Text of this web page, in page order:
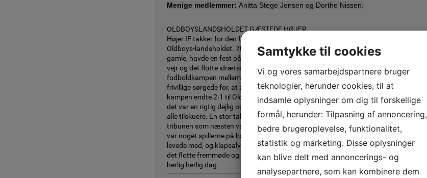
Menige medlemmer: Anitta Stege Jensen og Dorthe Nissen.
OLDBOYSLANDSHOLDET GÆSTEDE HØJER
Højer IF takker for den flotte opbakning til arrangementet med
Oldboys-landsholdet. 700 mennesker fra nær og fjern – unge som
gamle, havde en fest på Højer Stadion, fredag d. 11/8. Det dejlige
vejr og det flotte idrætsanlæg dannede rammen for
fodboldkampen mellem Højer IF og Oldboys-landsholdet. Mange
frivillige sørgede for, at alt klappede - stor tak til dem alle. Selve
kampen endte 2-1 til Oldboys-landsholdet. Pyt med resultatet –
det var en rigtig dejlig oplevelse. For spillerne, for gæsterne og for
alle tilskuere. En stor tak skal lyde til Sydbankfonden for støtten til
tribunen som næsten var udsolgt. Stemningen på især tribunen
var noget spillerne på banen i den grad kunne høre. Publikum
levede med, og klapsalverne bragede ned mod spillerne. Tak for
det flotte fremmøde og opbakning til arrangementet! Tak for en
herlig herlig dag
Samtykke til cookies
Vi og vores samarbejdspartnere bruger
teknologier, herunder cookies, til at
indsamle oplysninger om dig til forskellige
formål, herunder: Tilpasning af annoncering,
bedre brugeroplevelse, funktionalitet,
statistik og marketing. Disse oplysninger
kan blive delt med annoncerings- og
analysepartnere, som kan kombinere dem